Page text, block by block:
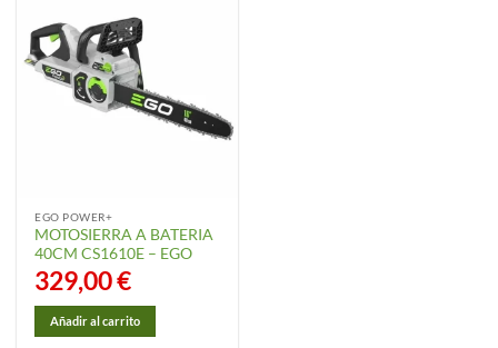
EGO POWER+
MOTOSIERRA A BATERIA
40CM CS1610E – EGO
329,00€
Añadir al carrito